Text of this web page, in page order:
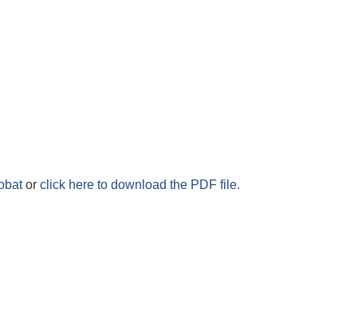
or click here to download the PDF file.